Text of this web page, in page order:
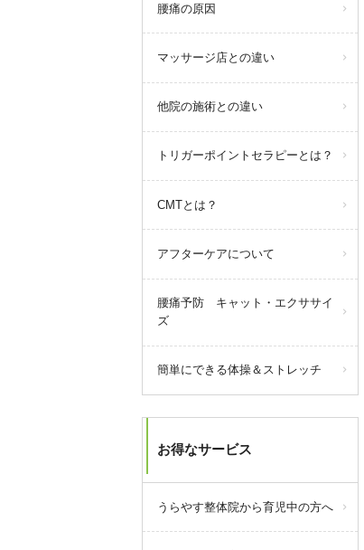
ご利用できるのは2026年3月1日(日)
～2026年8月31日(月)。
おつりは出ません。
浦安市物価高騰対策商品券特設サ
イトはこちら
query_builder 2025年5月31日
【駐車場のご案内】
当院周辺の駐車場の減少により、
ご案内できる駐車場が減ってきて
おります。
で、なるべく当院にてご案内でき
る駐車場をご利用いただけますよ
駐車場の場所など不明な点があり
ましたら、電話にてご連絡くださ
腰痛の原因
マッサージ店との違い
他院の施術との違い
トリガーポイントセラピーとは？
CMTとは？
アフターケアについて
腰痛予防 キャット・エクササイ
ズ
簡単にできる体操＆ストレッチ
お得なサービス
うらやす整体院から育児中の方へ